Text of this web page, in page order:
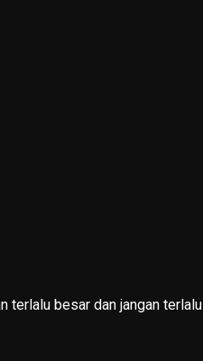
terlalu besar dan jangan terlalu